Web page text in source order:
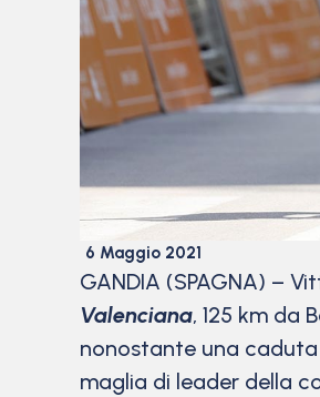
6 Maggio 2021
GANDIA (SPAGNA) –
Valenciana, 125 km da
nonostante una
maglia di leader della